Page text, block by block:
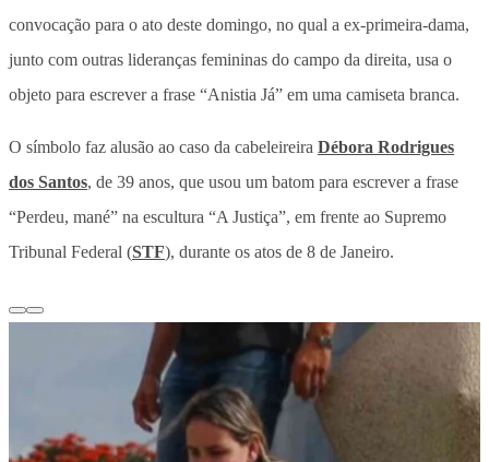
convocação para o ato deste domingo, no qual a ex-primeira-dama,
junto com outras lideranças femininas do campo da direita, usa o
objeto para escrever a frase “Anistia Já” em uma camiseta branca.
O símbolo faz alusão ao caso da cabeleireira Débora Rodrigues
dos Santos, de 39 anos, que usou um batom para escrever a frase
“Perdeu, mané” na escultura “A Justiça”, em frente ao Supremo
Tribunal Federal (STF), durante os atos de 8 de Janeiro.